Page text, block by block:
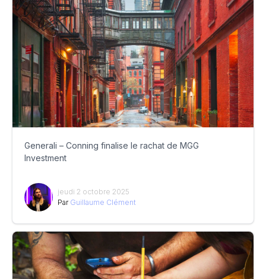
Generali – Conning finalise le rachat de MGG
Investment
jeudi 2 octobre 2025
Par Guillaume Clément